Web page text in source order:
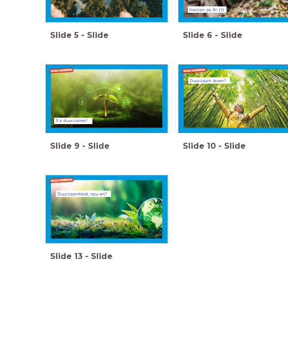
Slide 5 - Slide
Herken de R! (1)
Slide 6 - Slide
3 x duurzamer!
Slide 9 - Slide
Duurzaam leven?
Slide 10 - Slide
Duurzaamheid, nou en?
Slide 13 - Slide